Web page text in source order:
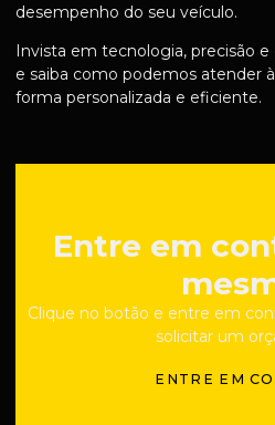
desempenho do seu veículo.
Invista em tecnologia, precisão
e saiba como podemos atender
forma personalizada e eficiente.
Entre em
Clique no botão e entre em
solicitar um
ENTRE EM